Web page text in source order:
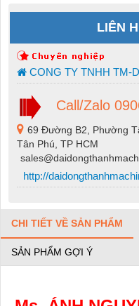
LIÊN
CONG TY TNHH TM-
Call/Zalo
69 Đường B2, Phường
Tân Phú, TP HCM
http://
CHI TIẾT VỀ SẢN PHẨM
SẢN PHẨM GỢI Ý